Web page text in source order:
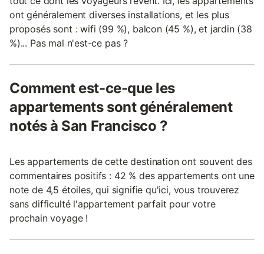
ont généralement diverses installations, et les plus
proposés sont : wifi (99 %), balcon (45 %), et jardin (38
%)... Pas mal n'est-ce pas ?
Comment est-ce-que les
appartements sont généralement
notés à San Francisco ?
Les appartements de cette destination ont souvent des
commentaires positifs : 42 % des appartements ont une
note de 4,5 étoiles, qui signifie qu'ici, vous trouverez
sans difficulté l'appartement parfait pour votre
prochain voyage !